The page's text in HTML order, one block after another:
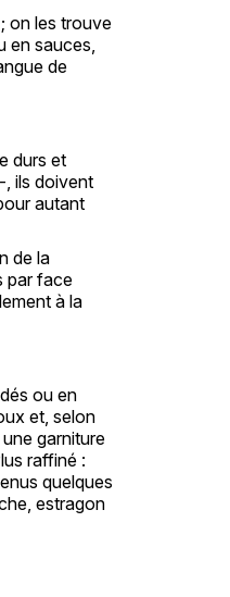
on les trouve
sauces,
de
durs et
ils doivent
autant
de la
par face
à la
ou en
et, selon
garniture
raffiné :
quelques
estragon